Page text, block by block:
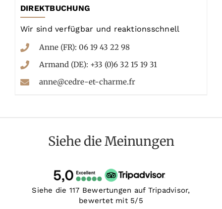
DIREKTBUCHUNG
Wir sind verfügbar und reaktionsschnell
Anne (FR): 06 19 43 22 98
Armand (DE): +33 (0)6 32 15 19 31
anne@cedre-et-charme.fr
Siehe die Meinungen
Siehe die 117 Bewertungen auf Tripadvisor,
bewertet mit 5/5